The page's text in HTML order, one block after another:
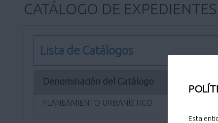
Esta
CATÁLOGO DE
Lista de Catálogos
Denominación del Catálogo
PLANEAMIENTO URBANÍSTICO